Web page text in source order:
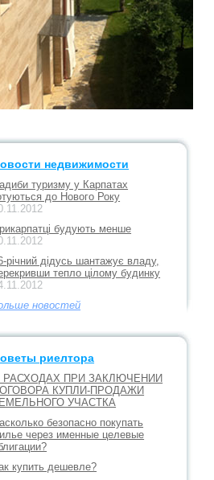
недвижимости
туризму у Карпатах
до Нового Року
будують менше
річний дідусь шантажує владу,
тепло цілому будинку
новостей
риелтора
РАСХОДАХ ПРИ ЗАКЛЮЧЕНИИ
КУПЛИ-ПРОДАЖИ
УЧАСТКА
безопасно покупать
через именные целевые
купить дешевле?